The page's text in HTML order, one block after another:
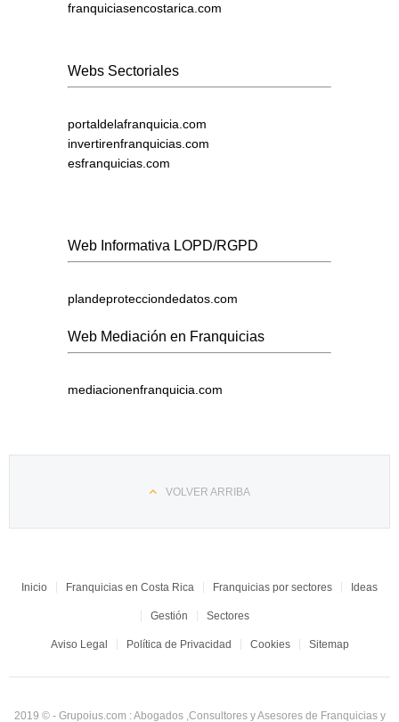
franquiciasencostarica.com
Webs Sectoriales
portaldelafranquicia.com
invertirenfranquicias.com
esfranquicias.com
Web Informativa LOPD/RGPD
plandeprotecciondedatos.com
Web Mediación en Franquicias
mediacionenfranquicia.com
VOLVER ARRIBA
Inicio Franquicias en Costa Rica Franquicias por sectores Ideas
Gestión Sectores
Aviso Legal Política de Privacidad Cookies Sitemap
2019 © - Grupoius.com : Abogados ,Consultores y Asesores de Franquicias y